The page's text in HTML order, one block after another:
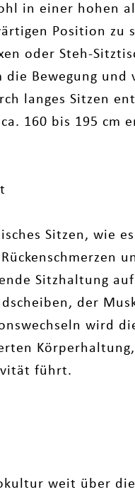
in einer hohen
Position zu
oder Steh-
die Bewegung
langes Sitzen
160 bis 195 cm
Sitzen, wie
Sitzhaltung
der
wird
führt.
weit über